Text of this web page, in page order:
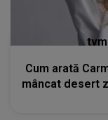
Cum arată
mâncat desert